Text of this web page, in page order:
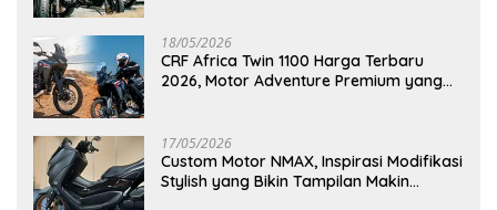
18/05/2026
CRF Africa Twin 1100 Harga Terbaru
2026, Motor Adventure Premium yang
17/05/2026
Custom Motor NMAX, Inspirasi Modifikasi
Stylish yang Bikin Tampilan Makin